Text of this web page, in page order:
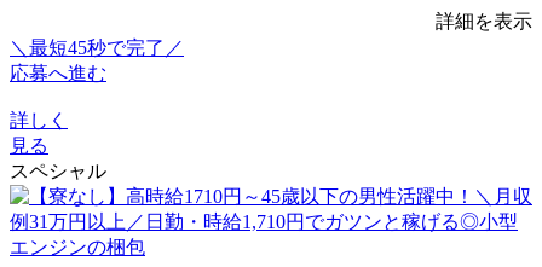
詳細を表示
＼最短45秒で完了／
応募へ進む
詳しく
見る
スペシャル